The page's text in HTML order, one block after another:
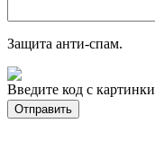
Защита анти-спам.
Введите код с картинки